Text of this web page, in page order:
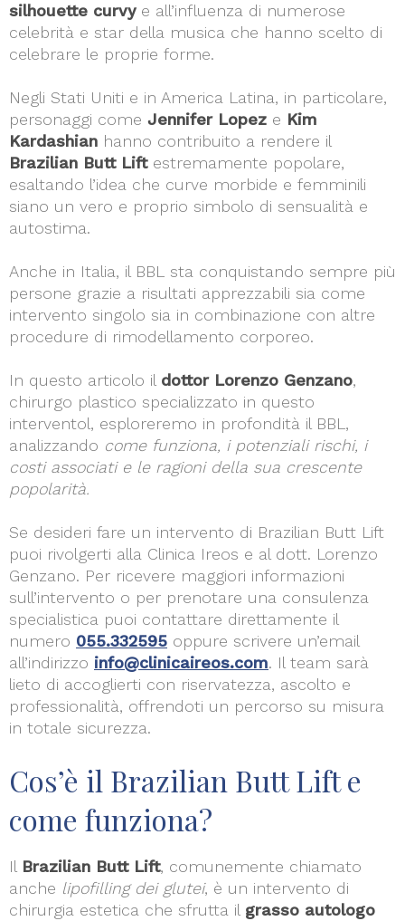
silhouette curvye all’influenza di numerose
celebrità e star della musica che hanno scelto di
celebrare le proprie forme.
Negli Stati Uniti e in America Latina, in particolare,
personaggi come Jennifer Lopez e Kim
Kardashian hanno contribuito a rendere il
Brazilian Butt Liftestremamente popolare,
esaltando l’idea che curve morbide e femminili
siano un vero e proprio simbolo di sensualità e
autostima.
Anche in Italia, il BBL sta conquistando sempre più
persone grazie a risultati apprezzabili sia come
intervento singolo sia in combinazione con altre
procedure di rimodellamento corporeo.
In questo articolo il dottor Lorenzo Genzano,
chirurgo plastico specializzato in questo
interventol, esploreremo in profondità il BBL,
analizzando come funziona, i potenziali rischi, i
costi associati e le ragioni della sua crescente
popolarità.
Se desideri fare un intervento di Brazilian Butt Lift
puoi rivolgerti alla Clinica Ireos e al dott. Lorenzo
Genzano. Per ricevere maggiori informazioni
sull’intervento o per prenotare una consulenza
specialistica puoi contattare direttamente il
numero 055.332595 oppure scrivere un’email
all’indirizzo info@clinicaireos.com. Il team sarà
lieto di accoglierti con riservatezza, ascolto e
professionalità, offrendoti un percorso su misura
in totale sicurezza.
Cos’è il Brazilian Butt Lift e
come funziona?
Il Brazilian Butt Lift, comunemente chiamato
anche lipofilling dei glutei, è un intervento di
chirurgia estetica che sfrutta il grasso autologo